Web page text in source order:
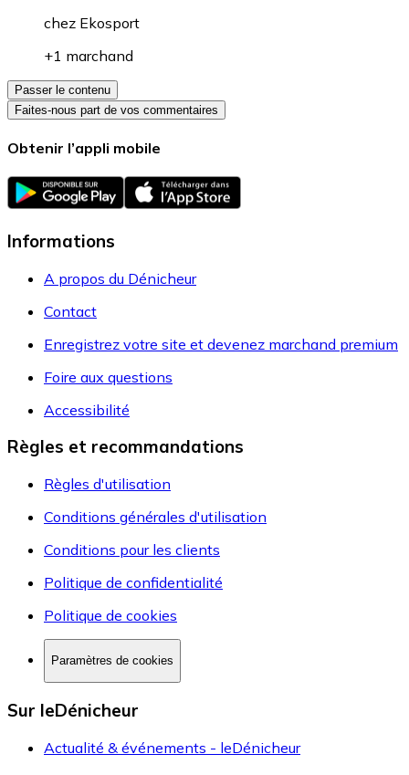
chez Ekosport
+1 marchand
Passer le contenu
Faites-nous part de vos commentaires
Obtenir l’appli mobile
Informations
A propos du Dénicheur
Contact
Enregistrez votre site et devenez marchand premium
Foire aux questions
Accessibilité
Règles et recommandations
Règles d'utilisation
Conditions générales d'utilisation
Conditions pour les clients
Politique de confidentialité
Politique de cookies
Paramètres de cookies
Sur leDénicheur
Actualité & événements - leDénicheur